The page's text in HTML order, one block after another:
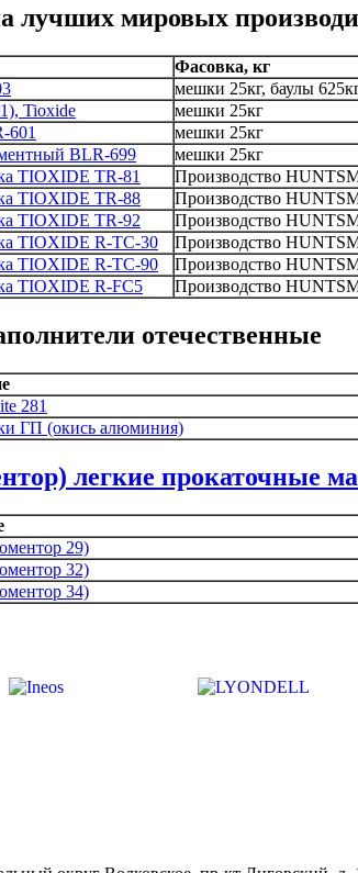
лучших мировых
Фасовка, кг
мешки 25кг, баулы
Tioxide мешки 25кг
601 мешки 25кг
BLR-699 мешки 25кг
TIOXIDE TR-81 Производство
TIOXIDE TR-88 Производство
TIOXIDE TR-92 Производство
TIOXIDE R-TC-30 Производство
TIOXIDE R-TC-90 Производство
TIOXIDE R-FC5 Производство
отечественные
281
ГП (окись алюминия)
легкие прокаточные
29)
32)
34)